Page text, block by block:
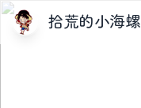
拾荒的小海螺